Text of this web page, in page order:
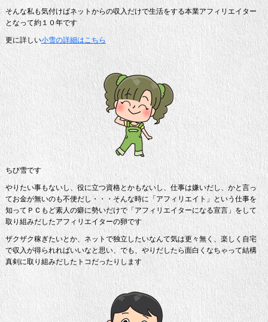
そんな私も気付けばネットからの収入だけで生活をする本業アフィリエイター
となって約１０年です
更に詳しい小雪の詳細はこちら
ちび雪です
やりたい事もないし、役に立つ資格とかもないし、仕事は嫌いだし、かと言っ
てお金が無いのも不便だし・・・そんな時に「アフィリエイト」という仕事を
知ってＰＣもど素人の癖に勢いだけで「アフィリエイターになる宣言」をして
取り組みだしたアフィリエイターの卵です
ザクザク稼ぎたいとか、ネットで独立したいなんて気は更々無く、楽しく自宅
で収入が得られればいいなと思い、でも、やりだしたら面白くなちゃって結構
真剣に取り組みだしたトコだったりします